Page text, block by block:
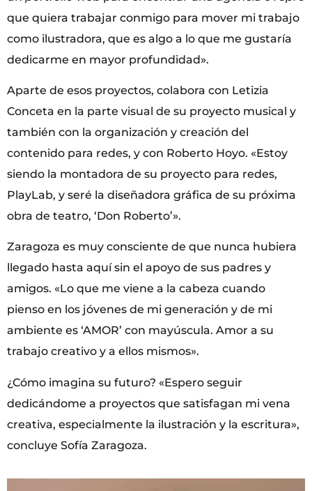
que quiera trabajar conmigo para mover mi trabajo
como ilustradora, que es algo a lo que me gustaría
dedicarme en mayor profundidad».
Aparte de esos proyectos, colabora con Letizia
Conceta en la parte visual de su proyecto musical y
también con la organización y creación del
contenido para redes, y con Roberto Hoyo. «Estoy
siendo la montadora de su proyecto para redes,
PlayLab, y seré la diseñadora gráfica de su próxima
obra de teatro, ‘Don Roberto’».
Zaragoza es muy consciente de que nunca hubiera
llegado hasta aquí sin el apoyo de sus padres y
amigos. «Lo que me viene a la cabeza cuando
pienso en los jóvenes de mi generación y de mi
ambiente es ‘AMOR’ con mayúscula. Amor a su
trabajo creativo y a ellos mismos».
¿Cómo imagina su futuro? «Espero seguir
dedicándome a proyectos que satisfagan mi vena
creativa, especialmente la ilustración y la escritura»,
concluye Sofía Zaragoza.